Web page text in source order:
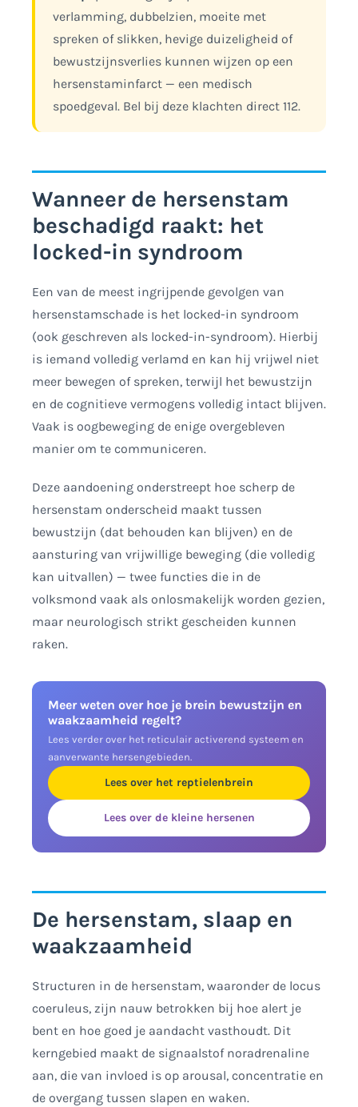
verlamming, dubbelzien, moeite met
spreken of slikken, hevige duizeligheid of
bewustzijnsverlies kunnen wijzen op een
hersenstaminfarct — een medisch
spoedgeval. Bel bij deze klachten direct 112.
Wanneer de hersenstam
beschadigd raakt: het
locked-in syndroom
Een van de meest ingrijpende gevolgen van
hersenstamschade is het locked-in syndroom
(ook geschreven als locked-in-syndroom). Hierbij
is iemand volledig verlamd en kan hij vrijwel niet
meer bewegen of spreken, terwijl het bewustzijn
en de cognitieve vermogens volledig intact blijven.
Vaak is oogbeweging de enige overgebleven
manier om te communiceren.
Deze aandoening onderstreept hoe scherp de
hersenstam onderscheid maakt tussen
bewustzijn (dat behouden kan blijven) en de
aansturing van vrijwillige beweging (die volledig
kan uitvallen) — twee functies die in de
volksmond vaak als onlosmakelijk worden gezien,
maar neurologisch strikt gescheiden kunnen
raken.
Meer weten over hoe je brein bewustzijn en
waakzaamheid regelt?
Lees verder over het reticulair activerend systeem en
aanverwante hersengebieden.
Lees over het reptielenbrein
Lees over de kleine hersenen
De hersenstam, slaap en
waakzaamheid
Structuren in de hersenstam, waaronder de locus
coeruleus, zijn nauw betrokken bij hoe alert je
bent en hoe goed je aandacht vasthoudt. Dit
kerngebied maakt de signaalstof noradrenaline
aan, die van invloed is op arousal, concentratie en
de overgang tussen slapen en waken.